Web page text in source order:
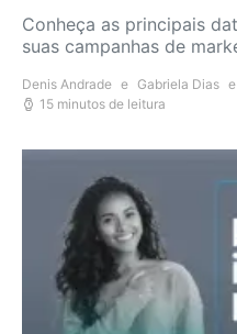
Conheça as principais
suas campanhas de
Denis Andrade e Gabriela Dias e
15 minutos de leitura